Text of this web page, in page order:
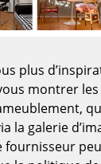
plus
montrer
la galerie
fournisseur